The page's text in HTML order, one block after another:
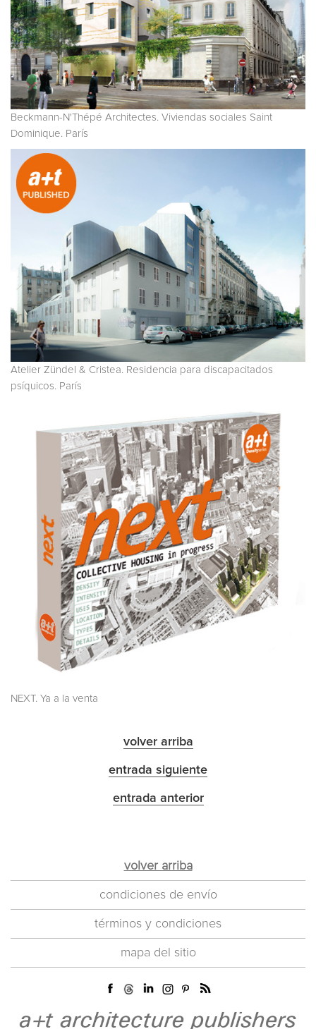
Beckmann-N'Thépé Architectes. Viviendas sociales Saint
Dominique. París
Atelier Zündel & Cristea. Residencia para discapacitados
psíquicos. París
NEXT. Ya a la venta
volver arriba
entrada siguiente
entrada anterior
volver arriba
condiciones de envío
términos y condiciones
mapa del sitio